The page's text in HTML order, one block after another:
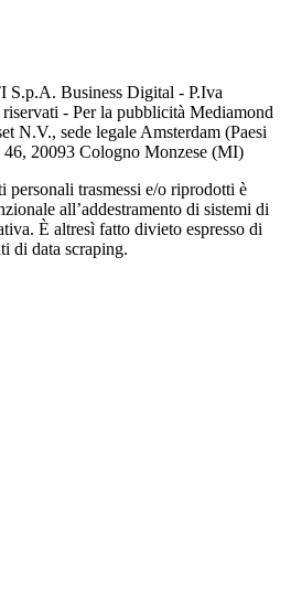
S.p.A. Business Digital - P.Iva
- Per la pubblicità Mediamond
N.V., sede legale Amsterdam (Paesi
20093 Cologno Monzese (MI)
personali trasmessi e/o riprodotti è
all’addestramento di sistemi di
È altresì fatto divieto espresso di
di data scraping.